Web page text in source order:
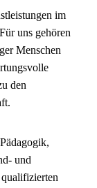
im
uns gehören
Menschen
den
und